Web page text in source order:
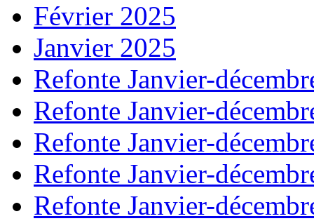
Février 2025
Janvier 2025
Refonte Janvier-
Refonte Janvier-
Refonte Janvier-
Refonte Janvier-
Refonte Janvier-